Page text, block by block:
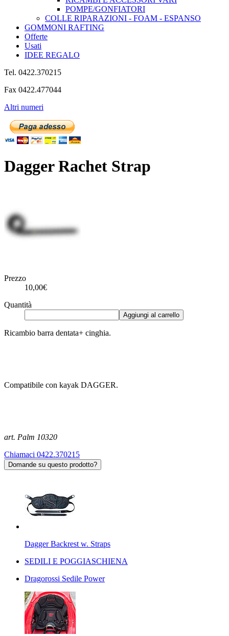
POMPE/GONFIATORI
COLLE RIPARAZIONI - FOAM - ESPANSO
GOMMONI RAFTING
Offerte
Usati
IDEE REGALO
Tel. 0422.370215
Fax 0422.477044
Altri numeri
Dagger Rachet Strap
Prezzo
10,00€
Quantità
Aggiungi al carrello
Ricambio barra dentata+ cinghia.
Compatibile con kayak DAGGER.
art. Palm 10320
Chiamaci 0422.370215
Domande su questo prodotto?
Dagger Backrest w. Straps
SEDILI E POGGIASCHIENA
Dragorossi Sedile Power